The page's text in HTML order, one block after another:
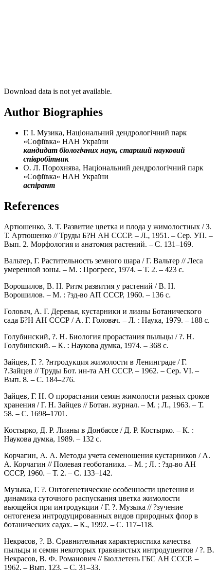
Download data is not yet available.
Author Biographies
Г. І. Музика, Національний дендрологічний парк
«Софіївка» НАН України
кандидат біологічних наук, старший науковий
співробітник
О. Л. Порохнява, Національний дендрологічний парк
«Софіївка» НАН України
аспірант
References
Артюшенко, З. Т. Развитие цветка и плода у жимолостных / З.
Т. Артюшенко // Труды Б?Н АН СССР. – Л., 1951. – Сер. УП. –
Вып. 2. Морфология и анатомия растений. – С. 131–169.
Вальтер, Г. Растительность земного шара / Г. Вальтер // Леса
умеренной зоны. – М. : Прогресс, 1974. – Т. 2. – 423 с.
Ворошилов, В. Н. Ритм развития у растений / В. Н.
Ворошилов. – М. : ?зд-во АП СССР, 1960. – 136 с.
Головач, А. Г. Деревья, кустарники и лианы Ботанического
сада Б?Н АН СССР / А. Г. Головач. – Л. : Наука, 1979. – 188 с.
Голубинский, ?. Н. Биология прорастания пыльцы / ?. Н.
Голубинский. – К. : Наукова думка, 1974. – 368 с.
Зайцев, Г. ?. ?нтродукция жимолости в Ленинграде / Г.
?.Зайцев // Труды Бот. ин-та АН СССР. – 1962. – Сер. VІ. –
Вып. 8. – С. 184–276.
Зайцев, Г. Н. О прорастании семян жимолости разных сроков
хранения / Г. Н. Зайцев // Ботан. журнал. – М. ; Л., 1963. – Т.
58. – С. 1698–1701.
Костырко, Д. Р. Лианы в Донбассе / Д. Р. Костырко. – К. :
Наукова думка, 1989. – 132 с.
Корчагин, А. А. Методы учета семеношения кустарников / А.
А. Корчагин // Полевая геоботаника. – М. ; Л. : ?зд-во АН
СССР, 1960. – Т. 2. – С. 133–142.
Музыка, Г. ?. Онтогенетические особенности цветения и
динамика суточного распускания цветка жимолости
вьющейся при интродукции / Г. ?. Музыка // ?зучение
онтогенеза интродуцированных видов природных флор в
ботанических садах. – К., 1992. – С. 117–118.
Некрасов, ?. В. Сравнительная характеристика качества
пыльцы и семян некоторых травянистых интродуцентов / ?. В.
Некрасов, В. Ф. Романович // Бюллетень ГБС АН СССР. –
1962. – Вып. 123. – С. 31–33.